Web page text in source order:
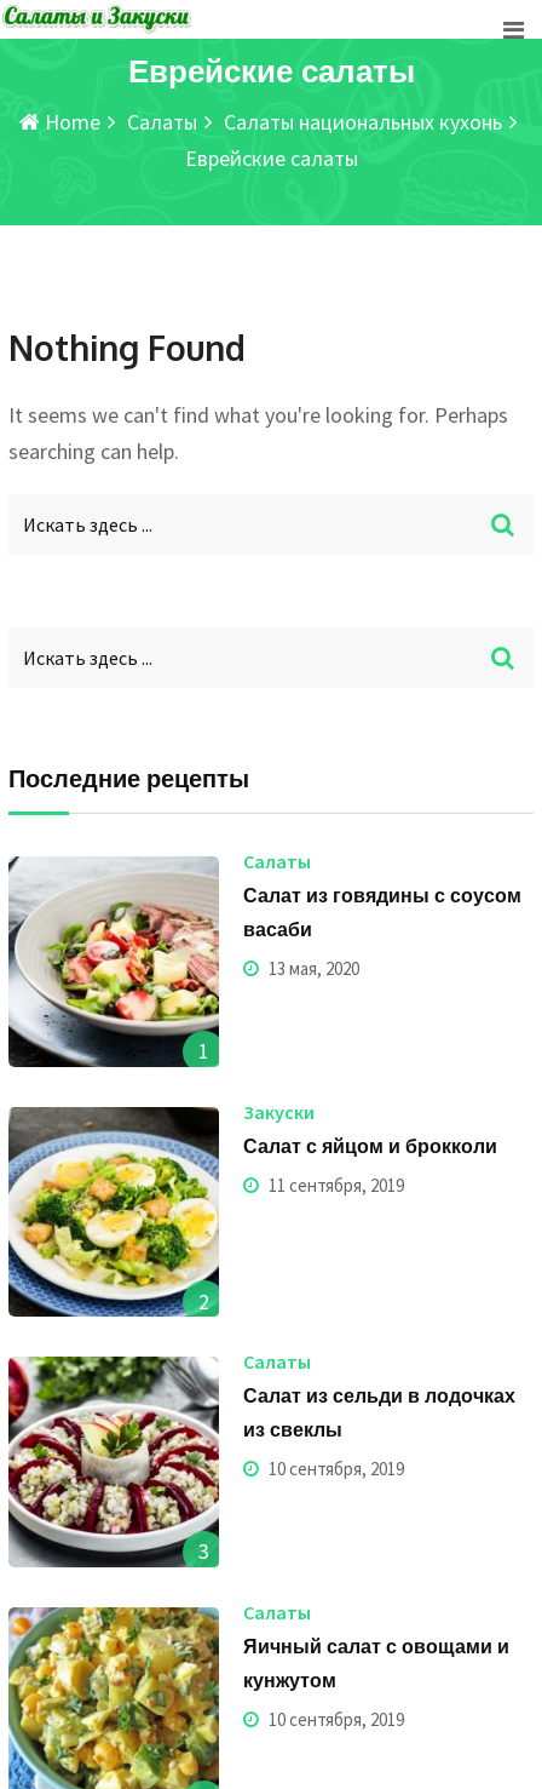
Skip
Еврейские салаты
Home Салаты
Салаты национальных кухонь
Еврейские салаты
Nothing Found
It seems we can't find what you're looking for. Perhaps
searching can help.
Последние рецепты
1
Салаты
Салат из говядины с соусом
васаби
13 мая, 2020
2
Закуски
Салат с яйцом и брокколи
11 сентября, 2019
3
Салаты
Салат из сельди в лодочках
из свеклы
10 сентября, 2019
Салаты
Яичный салат с овощами и
кунжутом
10 сентября, 2019